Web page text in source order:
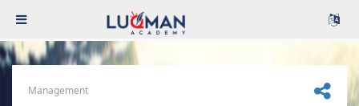
Management